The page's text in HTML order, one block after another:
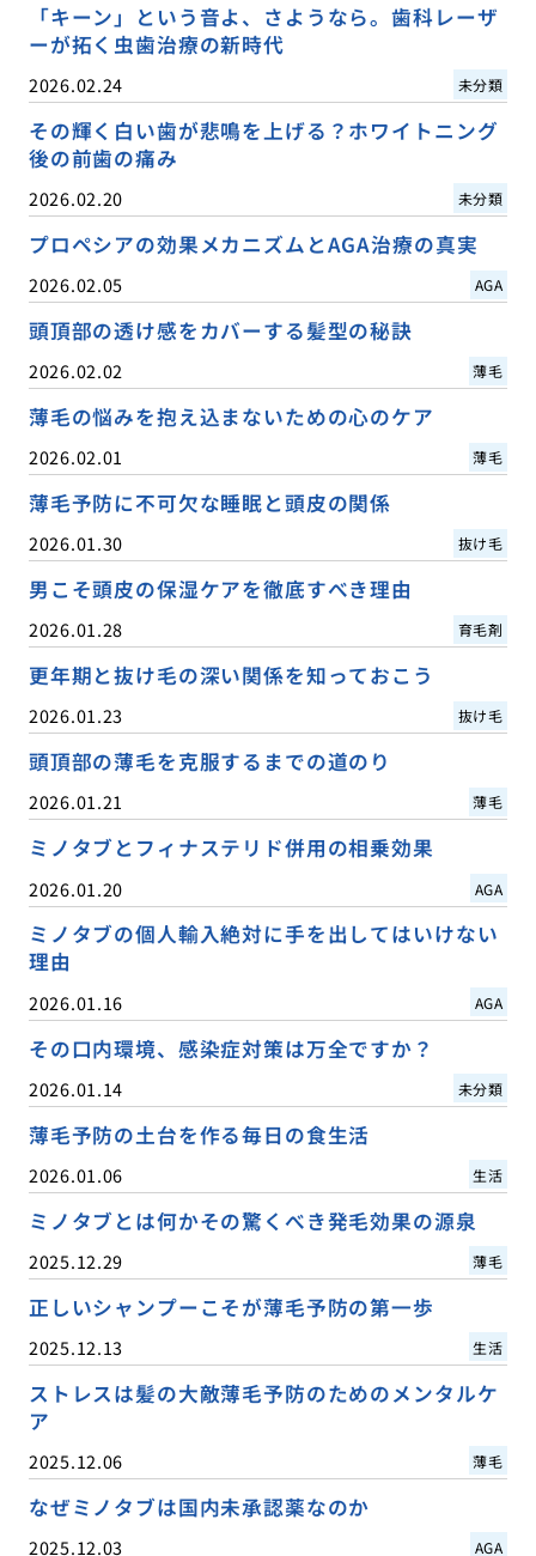
「キーン」という音よ、さようなら。歯科レーザ
ーが拓く虫歯治療の新時代
2026.02.24 未分類
その輝く白い歯が悲鳴を上げる？ホワイトニング
後の前歯の痛み
2026.02.20 未分類
プロペシアの効果メカニズムとAGA治療の真実
2026.02.05 AGA
頭頂部の透け感をカバーする髪型の秘訣
2026.02.02 薄毛
薄毛の悩みを抱え込まないための心のケア
2026.02.01 薄毛
薄毛予防に不可欠な睡眠と頭皮の関係
2026.01.30 抜け毛
男こそ頭皮の保湿ケアを徹底すべき理由
2026.01.28 育毛剤
更年期と抜け毛の深い関係を知っておこう
2026.01.23 抜け毛
頭頂部の薄毛を克服するまでの道のり
2026.01.21 薄毛
ミノタブとフィナステリド併用の相乗効果
2026.01.20 AGA
ミノタブの個人輸入絶対に手を出してはいけない
理由
2026.01.16 AGA
その口内環境、感染症対策は万全ですか？
2026.01.14 未分類
薄毛予防の土台を作る毎日の食生活
2026.01.06 生活
ミノタブとは何かその驚くべき発毛効果の源泉
2025.12.29 薄毛
正しいシャンプーこそが薄毛予防の第一歩
2025.12.13 生活
ストレスは髪の大敵薄毛予防のためのメンタルケ
ア
2025.12.06 薄毛
なぜミノタブは国内未承認薬なのか
2025.12.03 AGA